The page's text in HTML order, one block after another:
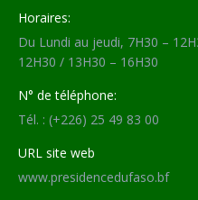
Horaires:
Du Lundi au jeudi, 7H30 –
12H30 / 13H30 – 16H30
N° de téléphone:
Tél. : (+226) 25 49 83 00
URL site web
www.presidencedufaso.bf